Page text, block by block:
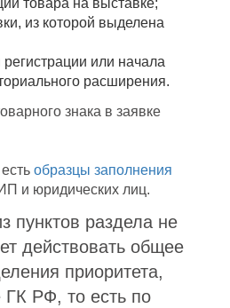
товара на выставке;
из которой выделена
или начала
расширения.
образцы заполнения
и юридических лиц.
пунктов раздела не
действовать общее
приоритета,
ГК РФ, то есть по